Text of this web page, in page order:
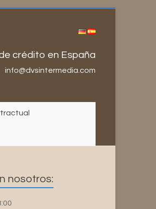
crédito en España
info@dvsintermedia.com
nosotros: